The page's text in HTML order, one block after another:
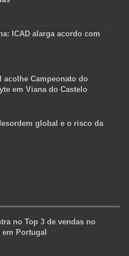
ICAD alarga acordo com
acolhe Campeonato do
em Viana do Castelo
global e o risco da
no Top 3 de vendas no
em Portugal